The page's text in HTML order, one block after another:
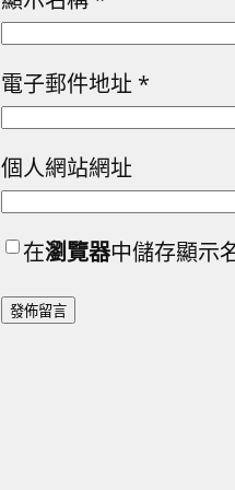
電子郵件地址 *
個人網站網址
在瀏覽器中儲存顯示